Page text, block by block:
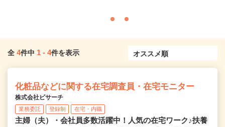
全 4件中 1 - 4件を表示
化粧品などに関する在宅調査員・在宅モニター
株式会社ビサーチ
業務委託 登録制 在宅・内職
主婦（夫）・会社員多数活躍中！人気の在宅ワーク♪扶養